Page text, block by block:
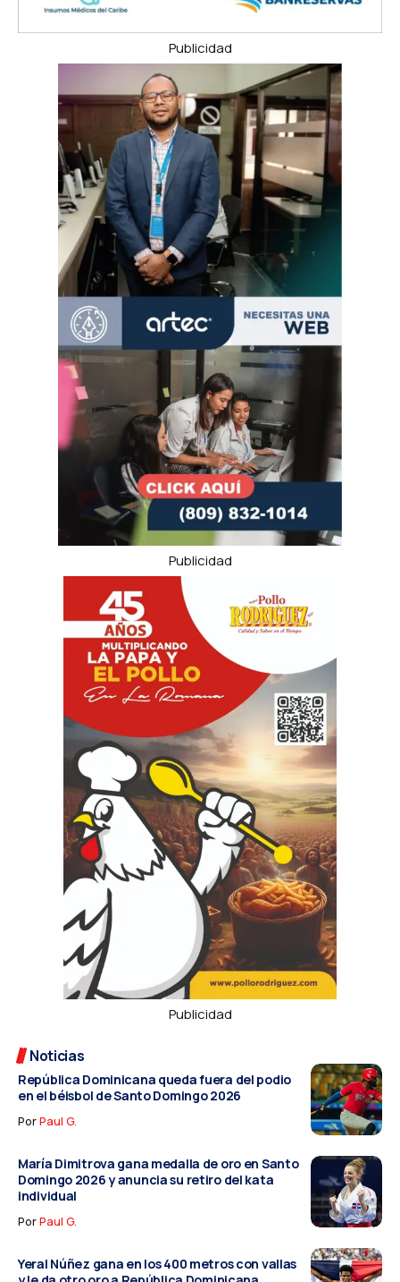
Publicidad
Publicidad
Publicidad
Noticias
República Dominicana queda fuera del podio
en el béisbol de Santo Domingo 2026
PorPaul G.
María Dimitrova gana medalla de oro en Santo
Domingo 2026 y anuncia su retiro del kata
individual
PorPaul G.
Yeral Núñez gana en los 400 metros con vallas